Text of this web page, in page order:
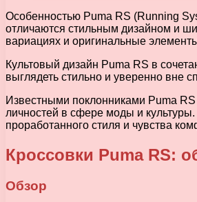
Особенностью Puma RS (Running
отличаются стильным дизайном и
вариациях и оригинальные
Культовый дизайн Puma RS в
выглядеть стильно и уверенно вне
Известными поклонниками Puma
личностей в сфере моды и
проработанного стиля и чувства
Кроссовки Puma RS:
Обзор